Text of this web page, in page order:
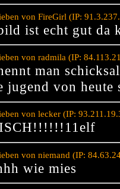
von FireGirl (IP:
ist echt gut da
von radmila (IP:
man
jugend von heute
von lecker (IP:
von niemand (IP:
wie mies